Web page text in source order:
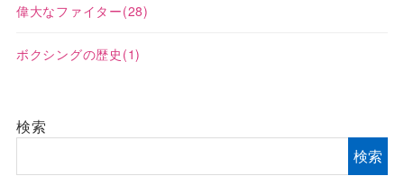
偉大なファイター(28)
ボクシングの歴史 (1)
検索
検索